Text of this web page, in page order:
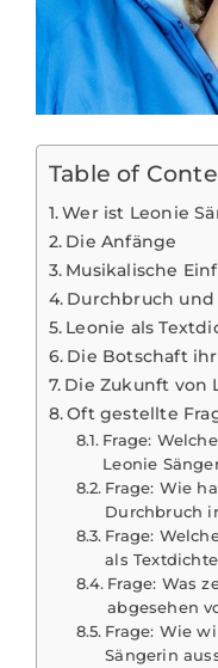
Table of
Wer ist Leonie
Die Anfänge
Musikalische
Durchbruch und
Leonie als
Die Botschaft
Die Zukunft von
Oft gestellte
Frage:
Leonie
Frage: Wie
Durchbruch
Frage:
als
Frage: Was
abgesehen
Frage: Wie
Sängerin